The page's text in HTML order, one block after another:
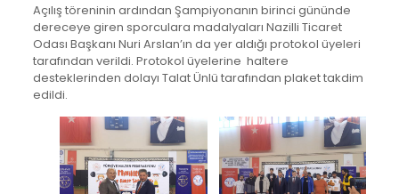
Açılış töreninin ardından Şampiyonanın birinci gününde
dereceye giren sporculara madalyaları Nazilli Ticaret
Odası Başkanı Nuri Arslan’ın da yer aldığı protokol üyeleri
tarafından verildi. Protokol üyelerine haltere
desteklerinden dolayı Talat Ünlü tarafından plaket takdim
edildi.